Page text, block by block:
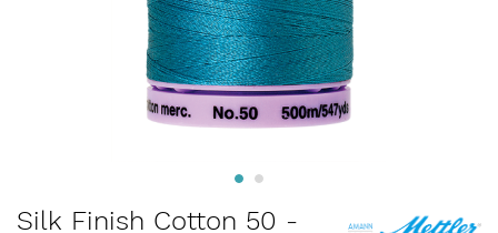
Zum
Anfang
Silk Finish Cotton 50 -